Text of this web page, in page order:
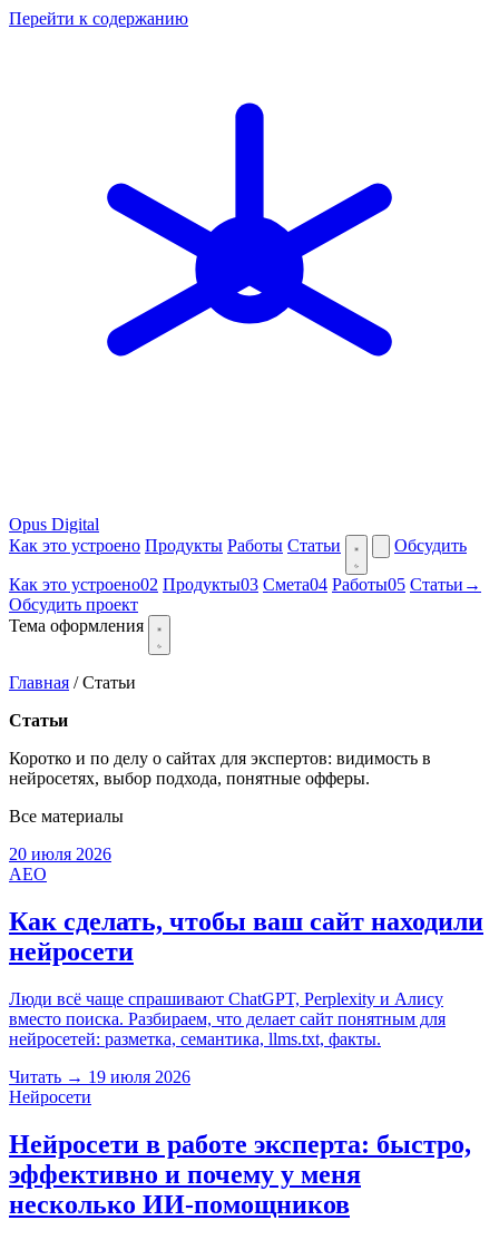
Перейти к содержанию
Opus Digital
Как это устроено Продукты Работы Статьи Обсудить
Как это устроено02 Продукты03 Смета04 Работы05 Статьи →
Обсудить проект
Тема оформления
Главная / Статьи
Статьи
Коротко и по делу о сайтах для экспертов: видимость в
нейросетях, выбор подхода, понятные офферы.
Все материалы
20 июля 2026
AEO
Как сделать, чтобы ваш сайт находили
нейросети
Люди всё чаще спрашивают ChatGPT, Perplexity и Алису
вместо поиска. Разбираем, что делает сайт понятным для
нейросетей: разметка, семантика, llms.txt, факты.
Читать → 19 июля 2026
Нейросети
Нейросети в работе эксперта: быстро,
эффективно и почему у меня
несколько ИИ-помощников